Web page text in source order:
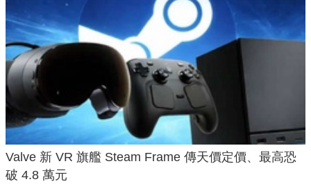
Valve 新 VR 旗艦 Steam Frame 傳天價定價、最高恐
破 4.8 萬元